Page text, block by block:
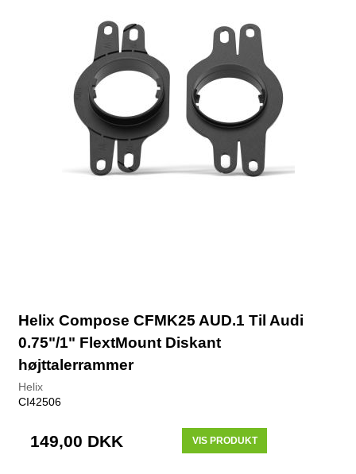
Helix Compose CFMK25 AUD.1 Til Audi
0.75"/1" FlextMount Diskant
højttalerrammer
Helix
CI42506
149,00 DKK VIS PRODUKT